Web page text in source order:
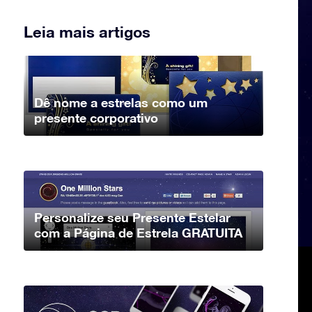
Leia mais artigos
Dê nome a estrelas como um
presente corporativo
Personalize seu Presente Estelar
com a Página de Estrela GRATUITA